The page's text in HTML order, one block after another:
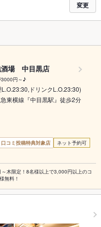
変更
場 中目黒店
3000円～♪
ドリンクL.O.23:30)
東横線『中目黒駅』徒歩2分
口コミ投稿特典対象店
ネット予約可
～木限定！8名様以上で3,000円以上のコ
無料！